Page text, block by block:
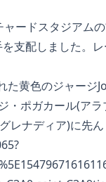
ードスタジアム
支配しました。レ
た黄色のジャー
ポガカール(アラ
ナディア)に先ん